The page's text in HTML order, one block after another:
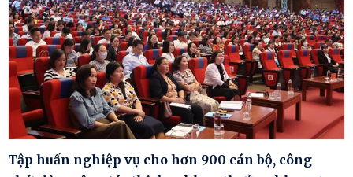
Tập huấn nghiệp vụ cho hơn 900 cán bộ, công